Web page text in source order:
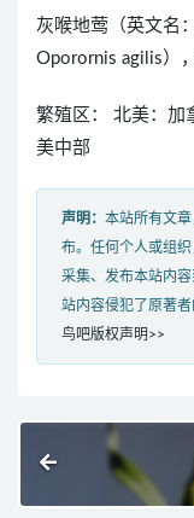
灰喉地莺（英文名
Oporornis agilis）
繁殖区： 北美：加
美中部
声明： 本站所有文
布。任何个人或组
采集、发布本站内
站内容侵犯了原著者
鸟吧版权声明>>